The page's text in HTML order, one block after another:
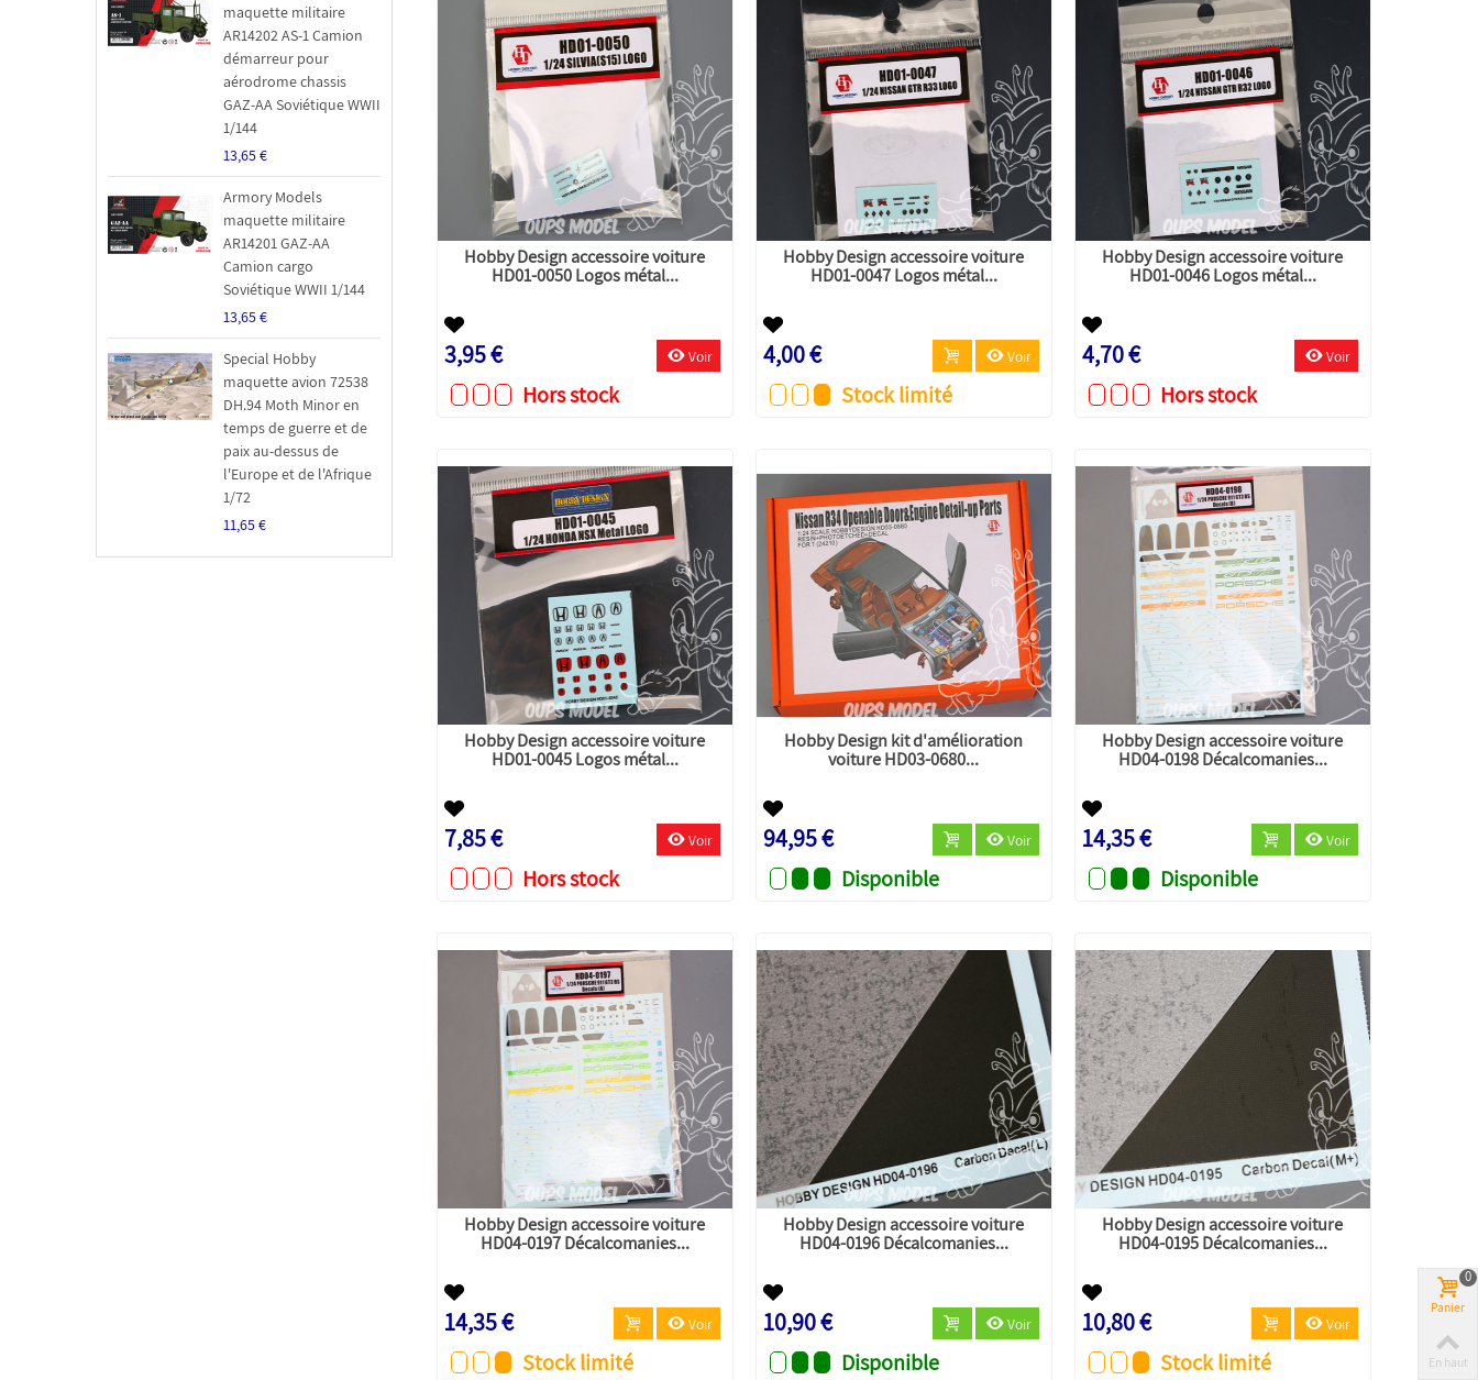
maquette militaire
AR14202 AS-1 Camion
démarreur pour
aérodrome chassis
GAZ-AA Soviétique WWII
1/144
13,65 €
Armory Models
maquette militaire
AR14201 GAZ-AA
Camion cargo
Soviétique WWII 1/144
13,65 €
Special Hobby
maquette avion 72538
DH.94 Moth Minor en
temps de guerre et de
paix au-dessus de
l'Europe et de l'Afrique
1/72
11,65 €
Hobby Design accessoire voiture
HD01-0050 Logos métal...
3,95 € Voir
Hors stock
Hobby Design accessoire voiture
HD01-0047 Logos métal...
4,00 € Voir
Stock limité
Hobby Design accessoire voiture
HD01-0046 Logos métal...
4,70 € Voir
Hors stock
Hobby Design accessoire voiture
HD01-0045 Logos métal...
7,85 € Voir
Hors stock
Hobby Design kit d'amélioration
voiture HD03-0680...
94,95 € Voir
Disponible
Hobby Design accessoire voiture
HD04-0198 Décalcomanies...
14,35 € Voir
Disponible
Hobby Design accessoire voiture
HD04-0197 Décalcomanies...
14,35 € Voir
Stock limité
Hobby Design accessoire voiture
HD04-0196 Décalcomanies...
10,90 € Voir
Disponible
Hobby Design accessoire voiture
HD04-0195 Décalcomanies...
10,80 € Voir
Stock limité
Panier
0
En haut